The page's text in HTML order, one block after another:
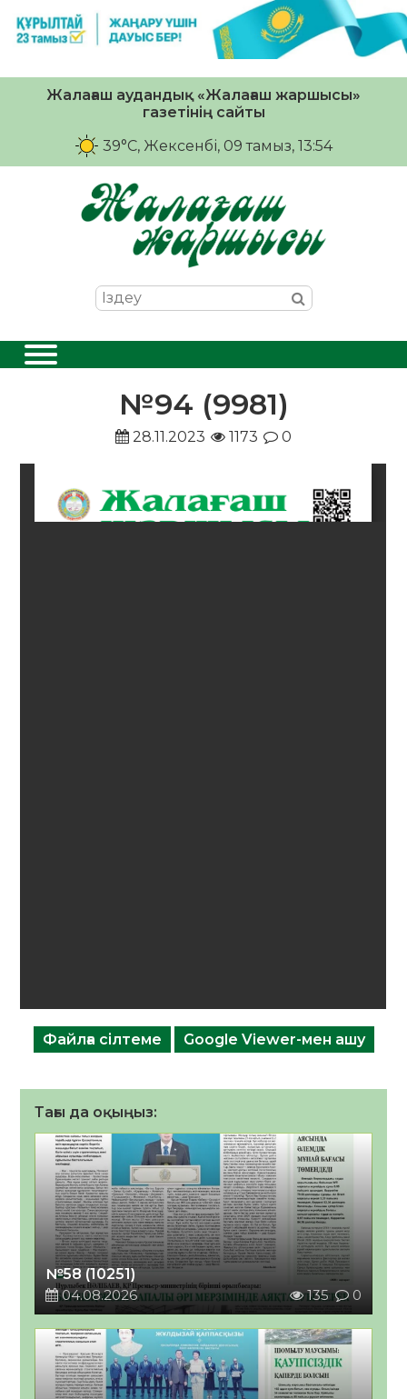
Жалағаш аудандық «Жалағаш жаршысы»
газетінің сайты
39°C, Жексенбі, 09 тамыз, 13:54
№94 (9981)
28.11.2023 1173 0
Файлға сілтеме Google Viewer-мен ашу
Тағы да оқыңыз:
№58 (10251)
04.08.2026
135 0